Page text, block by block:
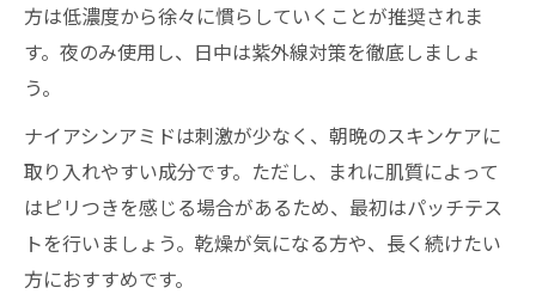
方は低濃度から徐々に慣らしていくことが推奨されま
す。夜のみ使用し、日中は紫外線対策を徹底しましょ
う。
ナイアシンアミドは刺激が少なく、朝晩のスキンケアに
取り入れやすい成分です。ただし、まれに肌質によって
はピリつきを感じる場合があるため、最初はパッチテス
トを行いましょう。乾燥が気になる方や、長く続けたい
方におすすめです。